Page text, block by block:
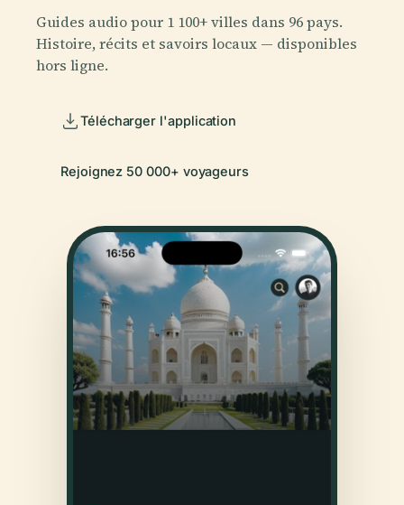
Guides audio pour 1 100+ villes dans 96 pays.
Histoire, récits et savoirs locaux — disponibles
hors ligne.
Télécharger l'application
Rejoignez 50 000+ voyageurs